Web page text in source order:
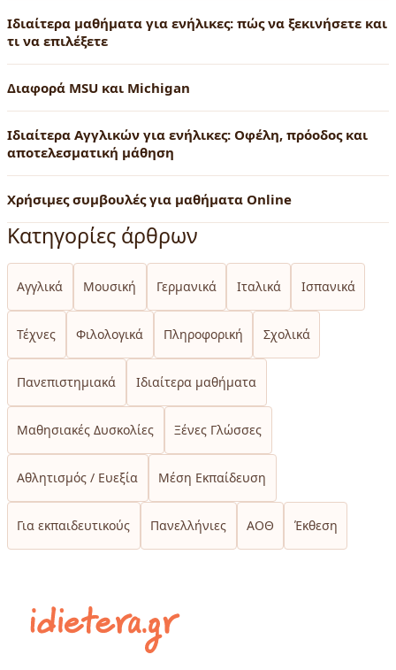
Ιδιαίτερα μαθήματα για ενήλικες: πώς να ξεκινήσετε και
τι να επιλέξετε
Διαφορά MSU και Michigan
Ιδιαίτερα Αγγλικών για ενήλικες: Οφέλη, πρόοδος και
αποτελεσματική μάθηση
Χρήσιμες συμβουλές για μαθήματα Online
Κατηγορίες άρθρων
Αγγλικά Μουσική Γερμανικά Ιταλικά Ισπανικά
Τέχνες Φιλολογικά Πληροφορική Σχολικά
Πανεπιστημιακά Ιδιαίτερα μαθήματα
Μαθησιακές Δυσκολίες Ξένες Γλώσσες
Αθλητισμός / Ευεξία Μέση Εκπαίδευση
Για εκπαιδευτικούς Πανελλήνιες ΑΟΘ Έκθεση